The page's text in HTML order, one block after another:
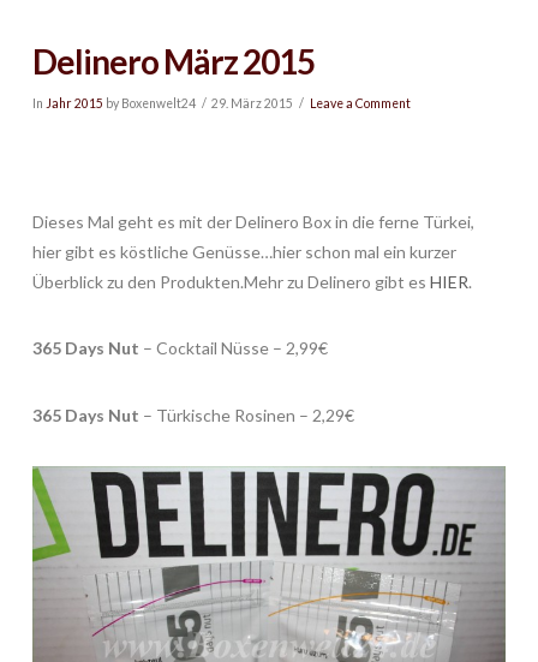
Delinero März 2015
In Jahr 2015 by Boxenwelt24 29. März 2015 Leave a Comment
Dieses Mal geht es mit der Delinero Box in die ferne Türkei,
hier gibt es köstliche Genüsse…hier schon mal ein kurzer
Überblick zu den Produkten.Mehr zu Delinero gibt es HIER.
365 Days Nut – Cocktail Nüsse – 2,99€
365 Days Nut – Türkische Rosinen – 2,29€